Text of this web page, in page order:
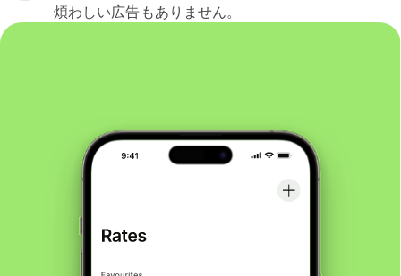
煩わしい広告もありません。